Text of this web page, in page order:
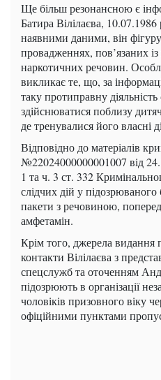
Ще більш резонансною є
Батира Вілілаєва,
наявними даними, він
провадженнях, пов’язаних
наркотичних речовин.
викликає те, що, за
таку протиправну діяльність
здійснюватися поблизу
де тренувалися його власні
Відповідно до матеріалів
№22024000000001007 від
1 та ч. 3 ст. 332
слідчих дій у
пакети з речовиною,
амфетамін.
Крім того, джерела видання
контакти Вілілаєва з
спецслужб та оточенням
підозрюють в організації
чоловіків призовного віку
офіційними пунктами